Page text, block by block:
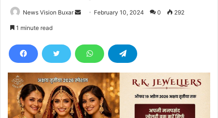
News Vision Buxar
d
e
m
a
February 10, 2024 0 292
1 minute read